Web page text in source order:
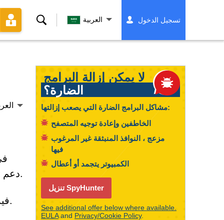
بحث العربية تسجيل الدخول
دعم فني إلى فريق الدعم الفني، يُرجى قراءة المعلومات أدناه بعناية لمساعدتك في حل مشاكل التنشيط.
فيما يلي ثلاث من المشكلات الأكثر شيوعًا التي قد يواجهها العملاء عند التنشيط أو التحديث وطرق حلها.
لا يمكن إزالة البرامج
الضارة؟
مشاكل البرامج الضارة التي يصعب إزالتها:
الخاطفين وإعادة توجيه المتصفح
مزعج ، النوافذ المنبثقة غير المرغوب
فيها
الكمبيوتر يتجمد أو أعطال
تنزيل SpyHunter
See additional offer below where available.
EULAand Privacy/Cookie Policy.